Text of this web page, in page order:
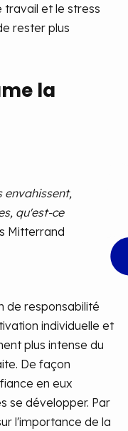
travail et le stress
rester plus
la
envahissent,
qu'est-ce
Mitterrand
de responsabilité
individuelle et
plus intense du
De façon
en eux
se développer. Par
l'importance de la